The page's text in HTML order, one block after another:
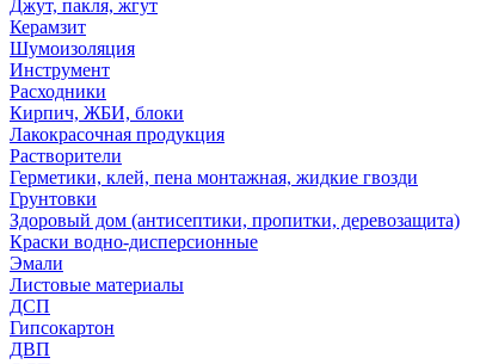
Джут, пакля, жгут
Керамзит
Шумоизоляция
Инструмент
Расходники
Кирпич, ЖБИ, блоки
Лакокрасочная продукция
Растворители
Герметики, клей, пена монтажная, жидкие гвозди
Грунтовки
Здоровый дом (антисептики, пропитки, деревозащита)
Краски водно-дисперсионные
Эмали
Листовые материалы
ДСП
Гипсокартон
ДВП